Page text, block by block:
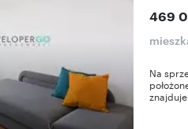
469
Na